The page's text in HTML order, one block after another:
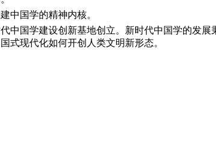
国学的精神内核。
国学建设创新基地创立。新时代中国学的发展
式现代化如何开创人类文明新形态。